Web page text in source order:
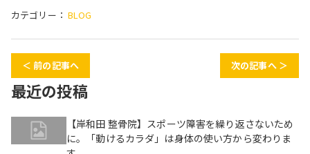
カテゴリー： BLOG
＜ 前の記事へ 次の記事へ ＞
最近の投稿
【岸和田 整骨院】スポーツ障害を繰り返さないため
に。「動けるカラダ」は身体の使い方から変わりま